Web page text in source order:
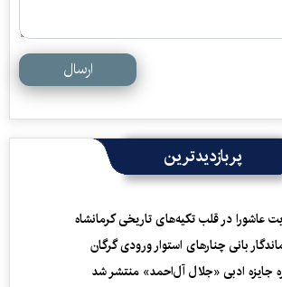
ارسال
پربازدیدترین
عاشورا در قلب تکیه‌های تاریخی کرمانشاه
بانی چنارهای استوار ورودی گرگان
جایزه ادبی «جلال آل‌احمد» منتشر شد